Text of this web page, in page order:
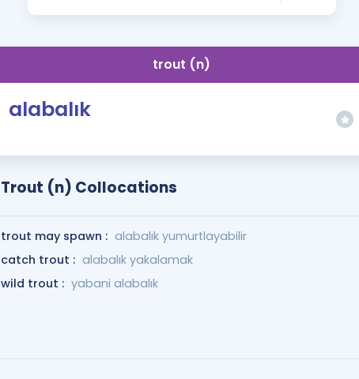
İngilizce Gramer
trout (n)
alabalık
Trout (n) Collocations
trout may spawn : alabalık yumurtlayabilir
catch trout : alabalık yakalamak
wild trout : yabani alabalık